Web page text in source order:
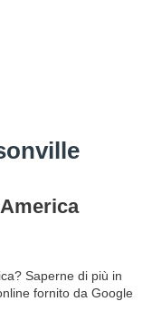
Saperne di più in
fornito da Google